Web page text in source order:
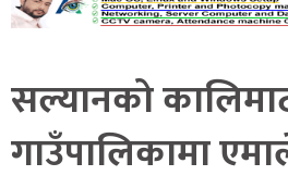
विचार
अर्थ
संवाद
सल्यानको
गाउँपालिकामा